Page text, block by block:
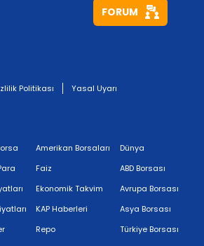
FORUM
Politikası Yasal Uyarı
Amerikan Borsaları
Faiz
Ekonomik Takvim
KAP Haberleri
Repo
Dünya
ABD Borsası
Avrupa Borsası
Asya Borsası
Türkiye Borsası